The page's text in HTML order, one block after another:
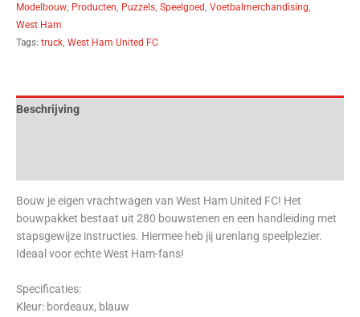
Modelbouw Producten Puzzels Speelgoed Voetbalmerchandising
West Ham
Tags: truck West Ham United FC
Beschrijving
Bouw je eigen vrachtwagen van West Ham United FC! Het
bouwpakket bestaat uit 280 bouwstenen en een handleiding met
stapsgewijze instructies. Hiermee heb jij urenlang speelplezier.
Ideaal voor echte West Ham-fans!
Specificaties:
Kleur: bordeaux, blauw